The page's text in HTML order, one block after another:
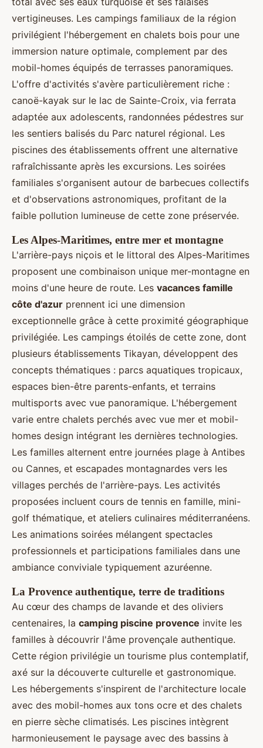
vertigineuses. Les campings familiaux de la région
privilégient l'hébergement en chalets bois pour une
immersion nature optimale, complement par des
mobil-homes équipés de terrasses panoramiques.
L'offre d'activités s'avère particulièrement riche :
canoë-kayak sur le lac de Sainte-Croix, via ferrata
adaptée aux adolescents, randonnées pédestres sur
les sentiers balisés du Parc naturel régional. Les
piscines des établissements offrent une alternative
rafraîchissante après les excursions. Les soirées
familiales s'organisent autour de barbecues collectifs
et d'observations astronomiques, profitant de la
faible pollution lumineuse de cette zone préservée.
Les Alpes-Maritimes, entre mer et montagne
L'arrière-pays niçois et le littoral des Alpes-Maritimes
proposent une combinaison unique mer-montagne en
moins d'une heure de route. Les vacances famille
côte d'azur prennent ici une dimension
exceptionnelle grâce à cette proximité géographique
privilégiée. Les campings étoilés de cette zone, dont
plusieurs établissements Tikayan, développent des
concepts thématiques : parcs aquatiques tropicaux,
espaces bien-être parents-enfants, et terrains
multisports avec vue panoramique. L'hébergement
varie entre chalets perchés avec vue mer et mobil-
homes design intégrant les dernières technologies.
Les familles alternent entre journées plage à Antibes
ou Cannes, et escapades montagnardes vers les
villages perchés de l'arrière-pays. Les activités
proposées incluent cours de tennis en famille, mini-
golf thématique, et ateliers culinaires méditerranéens.
Les animations soirées mélangent spectacles
professionnels et participations familiales dans une
ambiance conviviale typiquement azuréenne.
La Provence authentique, terre de traditions
Au cœur des champs de lavande et des oliviers
centenaires, la camping piscine provence invite les
familles à découvrir l'âme provençale authentique.
Cette région privilégie un tourisme plus contemplatif,
axé sur la découverte culturelle et gastronomique.
Les hébergements s'inspirent de l'architecture locale
avec des mobil-homes aux tons ocre et des chalets
en pierre sèche climatisés. Les piscines intègrent
harmonieusement le paysage avec des bassins à